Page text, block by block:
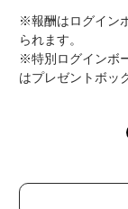
※報酬はログイン
られます。
※特別ログインボ
はプレゼントボッ